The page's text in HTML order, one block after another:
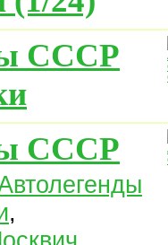
СССР
СССР
,